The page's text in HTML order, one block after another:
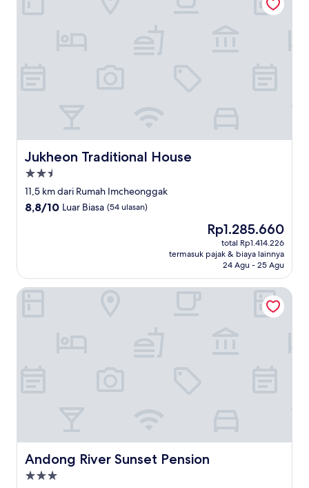
Jukheon Traditional House
Jukheon Traditional House
Properti
bintang
2.5
11,5 km dari Rumah Imcheonggak
8.8
ulasan)
8,8/10 Luar Biasa (54 ulasan)
Harga
sekarang
Rp1.285.660
Rp1.285.660
total Rp1.414.226
termasuk pajak & biaya lainnya
24 Agu - 25 Agu
Andong River Sunset Pension
Andong River Sunset Pension
Properti
Andong River Sunset Pension